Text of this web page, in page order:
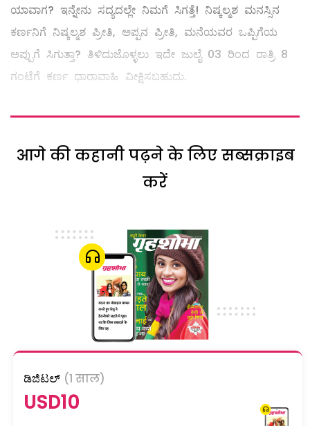
ಯಾವಾಗ? ಇನ್ನೇನು ಸದ್ಯದಲ್ಲೇ ನಿಮಗೆ ಸಿಗತ್ತೆ! ನಿಷ್ಕಲ್ಮಶ ಮನಸ್ಸಿನ
ಕರ್ಣನಿಗೆ ನಿಷ್ಕಲ್ಮಶ ಪ್ರೀತಿ, ಅಪ್ಪನ ಪ್ರೀತಿ, ಮನೆಯವರ ಒಪ್ಪಿಗೆಯ
ಅಪ್ಪುಗೆ ಸಿಗುತ್ತಾ? ತಿಳಿದುಜೊಳ್ಳಲು ಇದೇ ಜುಲೈ 03 ರಿಂದ ರಾತ್ರಿ 8
ಗಂಟೆಗೆ ಕರ್ಣ ಧಾರಾವಾಹಿ ವೀಕ್ಷಿಸಬಹುದು.
आगे की कहानी पढ़ने के लिए सब्सक्राइब
करें
ಡಿಜಿಟಲ್ (1 साल)
USD10